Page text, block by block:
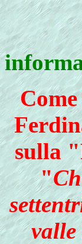
sulla
"
valle